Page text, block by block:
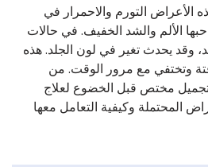
الأعراض التورم والاحمرار في
الألم والشد الخفيف. في حالات
وقد يحدث تغير في لون الجلد. هذه
وتختفي مع مرور الوقت. من
مختص قبل الخضوع لعلاج
المحتملة وكيفية التعامل معها